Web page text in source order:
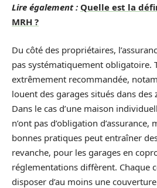
Lire également : Quelle est la
MRH ?
Du côté des propriétaires,
pas systématiquement obligatoire.
extrêmement recommandée,
louent des garages situés dans des
Dans le cas d’une maison
n’ont pas d’obligation
bonnes pratiques peut entraîner
revanche, pour les garages en
réglementations diffèrent. Chaque
disposer d’au moins une